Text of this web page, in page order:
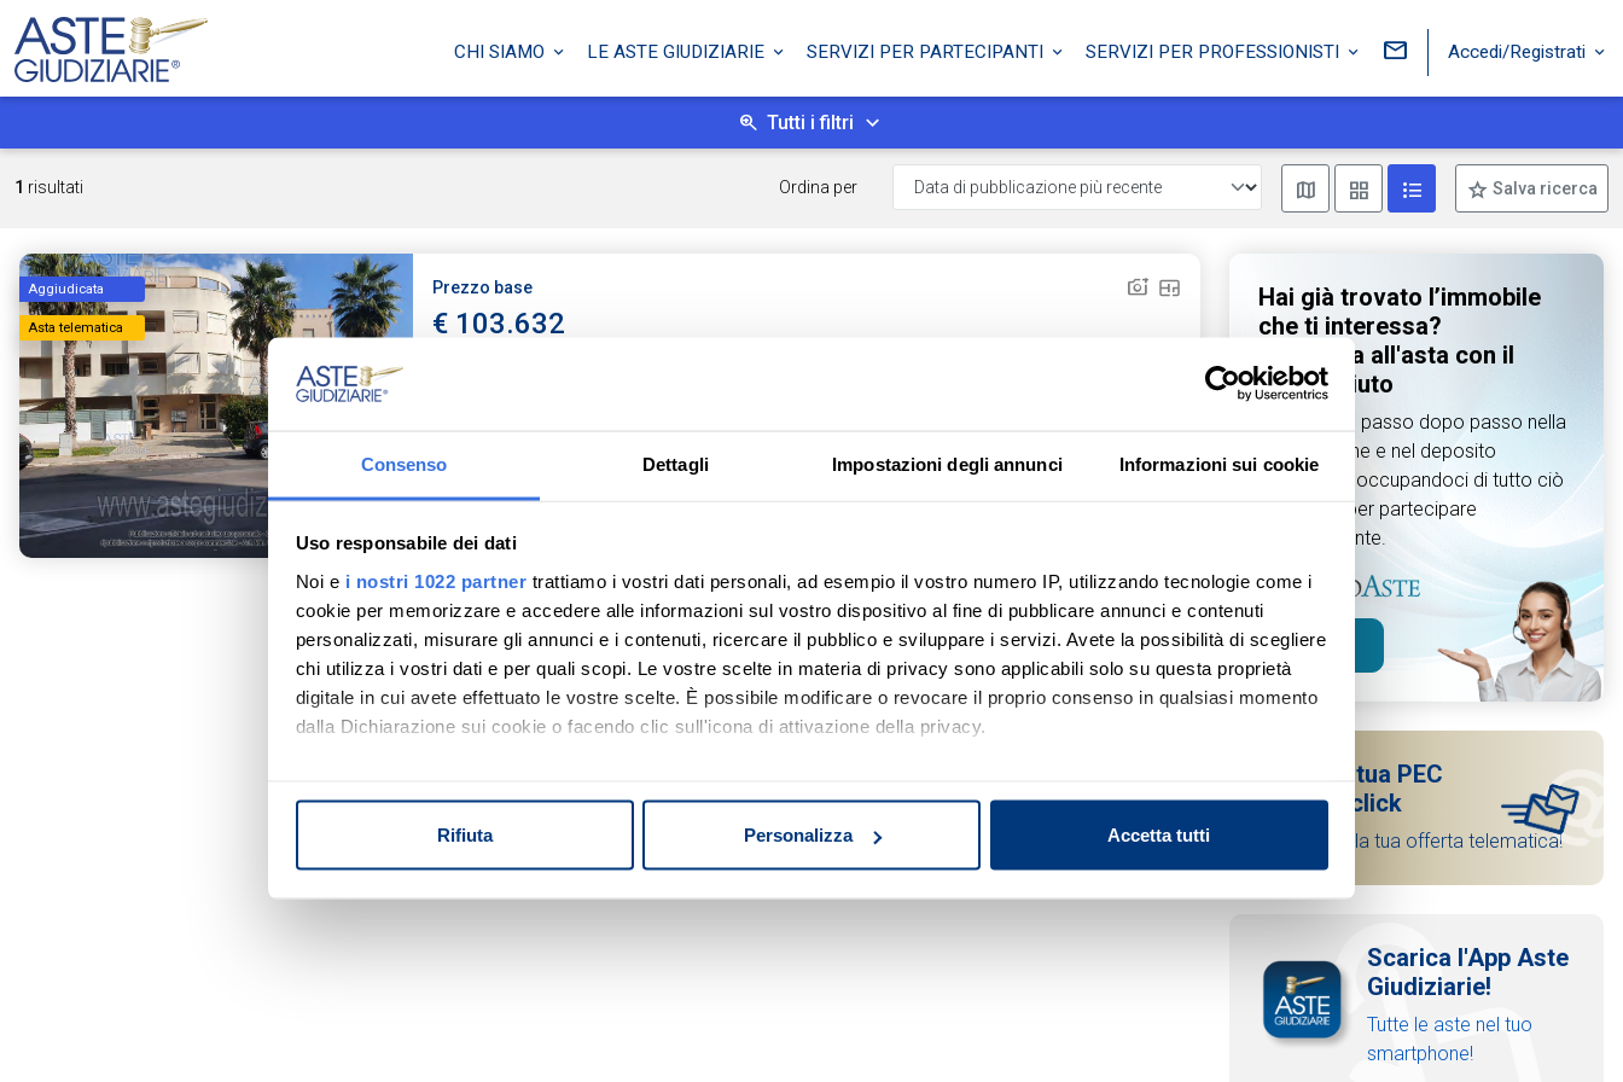
Consenso Dettagli Impostazioni degli annunci Informazioni sui cookie
Uso responsabile dei dati
Noi e i nostri 1022 partner trattiamo i vostri dati personali, ad esempio il vostro numero IP, utilizzando tecnologie come i
cookie per memorizzare e accedere alle informazioni sul vostro dispositivo al fine di pubblicare annunci e contenuti
personalizzati, misurare gli annunci e i contenuti, ricercare il pubblico e sviluppare i servizi. Avete la possibilità di scegliere
chi utilizza i vostri dati e per quali scopi. Le vostre scelte in materia di privacy sono applicabili solo su questa proprietà
digitale in cui avete effettuato le vostre scelte. È possibile modificare o revocare il proprio consenso in qualsiasi momento
dalla Dichiarazione sui cookie o facendo clic sull'icona di attivazione della privacy.
Identificare il tuo dispositivo, scansionandolo attivamente alla ricerca di caratteristiche specifiche (impronte
digitali).
Utilizziamo i cookie per personalizzare contenuti ed annunci, per fornire funzionalità dei social media e per analizzare il
nostro traffico. Condividiamo inoltre informazioni sul modo in cui utilizza il nostro sito con i nostri partner che si occupano
Rifiuta Personalizza Accetta tutti
CHI SIAMO LE ASTE GIUDIZIARIE SERVIZI PER PARTECIPANTI SERVIZI PER PROFESSIONISTI Accedi/Registrati
Tutti i filtri
1 risultati Ordina per Mostra mappaMostra come box
Mostra come lista
Salva ricerca
Aggiudicata
Asta telematica
Prezzo base
€ 103.632
Tribunale di Lecce - Esecuzione Immobiliare
Ruolo: 254 / 2023 - Lotto: Unico
Hai già trovato l’immobile
che ti interessa?
Partecipa all'asta con il
nostro aiuto
Ti guidiamo passo dopo passo nella
preparazione e nel deposito
dell’offerta, occupandoci di tutto ciò
che serve per partecipare
correttamente.
Scopri
Attiva la tua PEC
in pochi click
E trasmetti la tua offerta telematica!
Scarica l'App Aste
Giudiziarie!
Tutte le aste nel tuo
smartphone!